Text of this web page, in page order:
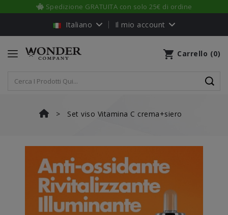
Spedizione GRATUITA con solo 25€ di ordine
Italiano Il mio account
shopping_cart Carrello (0)
Set viso Vitamina C crema+siero